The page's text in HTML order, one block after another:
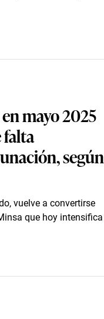
mayo 2025
falta
según
vuelve a convertirse
que hoy intensifica